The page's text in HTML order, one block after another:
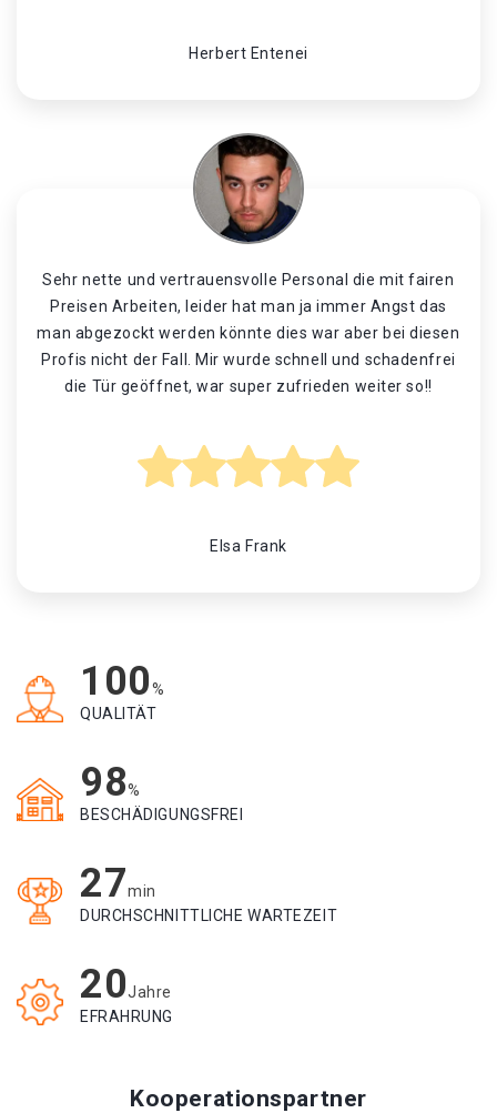
Herbert Entenei
Sehr nette und vertrauensvolle Personal die mit fairen
Preisen Arbeiten, leider hat man ja immer Angst das
man abgezockt werden könnte dies war aber bei diesen
Profis nicht der Fall. Mir wurde schnell und schadenfrei
die Tür geöffnet, war super zufrieden weiter so!!
Elsa Frank
100%
QUALITÄT
98%
BESCHÄDIGUNGSFREI
27min
DURCHSCHNITTLICHE WARTEZEIT
20Jahre
EFRAHRUNG
Kooperationspartner